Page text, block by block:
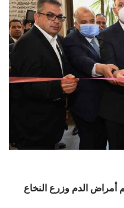
الدم وزرع النخاع